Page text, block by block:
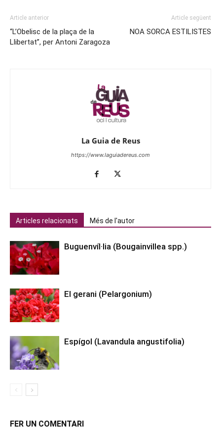
Article anterior
“L’Obelisc de la plaça de la
Llibertat”, per Antoni Zaragoza
Article següent
NOA SORCA ESTILISTES
La Guia de Reus
https://www.laguiadereus.com
Articles relacionats Més de l'autor
Buguenvíl·lia (Bougainvillea spp.)
El gerani (Pelargonium)
Espígol (Lavandula angustifolia)
FER UN COMENTARI